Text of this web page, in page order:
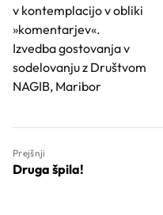
v kontemplacijo v obliki
»komentarjev«.
Izvedba gostovanja v
sodelovanju z Društvom
NAGIB, Maribor
Prejšnji
Druga špila!